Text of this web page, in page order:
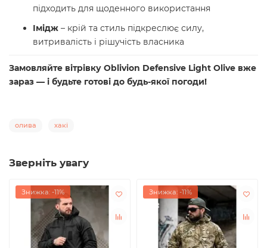
підходить для щоденного використання
Імідж – крій та стиль підкреслює силу,
витривалість і рішучість власника
Замовляйте вітрівку Oblivion Defensive Light Olive вже
зараз — і будьте готові до будь-якої погоди!
олива хакі
Зверніть увагу
Знижка: -11% Знижка: -11%